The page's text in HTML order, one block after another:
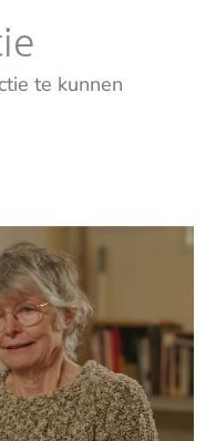
te kunnen